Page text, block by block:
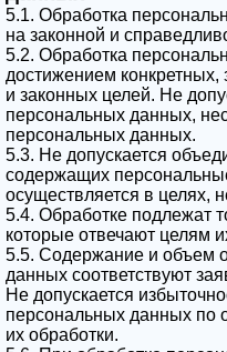
5.1. Обработка
на законной и
5.2. Обработка
достижением
и законных целей. Не
персональных данных,
персональных данных.
5.3. Не допускается
содержащих
осуществляется в целях,
5.4. Обработке подлежат
которые отвечают целям
5.5. Содержание и объем
данных соответствуют
Не допускается
персональных данных по
их обработки.